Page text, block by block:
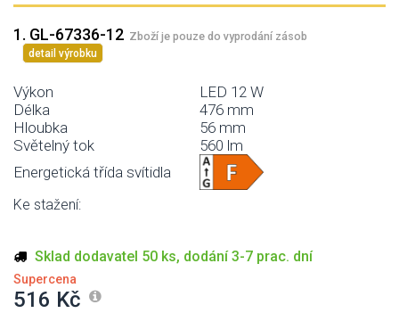
1. GL-67336-12 Zboží je pouze do vyprodání zásob
detail výrobku
Výkon
LED 12 W
Délka
476 mm
Hloubka
56 mm
Světelný tok
560 lm
Energetická třída svítidla
Ke stažení:
Sklad dodavatel 50 ks, dodání 3-7 prac. dní
Supercena
516 Kč